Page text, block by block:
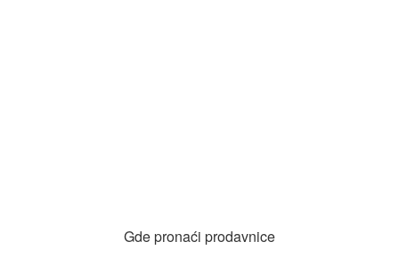
Gde pronaći prodavnice